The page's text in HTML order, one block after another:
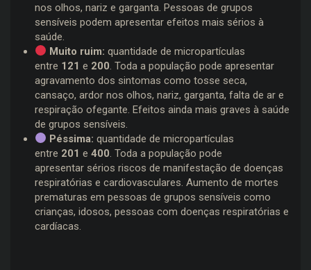
nos olhos, nariz e garganta. Pessoas de grupos
sensíveis podem apresentar efeitos mais sérios à
saúde.
Muito ruim:quantidade de micropartículas
entre 121 e 200. Toda a população pode apresentar
agravamento dos sintomas como tosse seca,
cansaço, ardor nos olhos, nariz, garganta, falta de ar e
respiração ofegante. Efeitos ainda mais graves à saúde
de grupos sensíveis.
Péssima:quantidade de micropartículas
entre 201 e 400. Toda a população pode
apresentar sérios riscos de manifestação de doenças
respiratórias e cardiovasculares. Aumento de mortes
prematuras em pessoas de grupos sensíveis como
crianças, idosos, pessoas com doenças respiratórias e
cardíacas.